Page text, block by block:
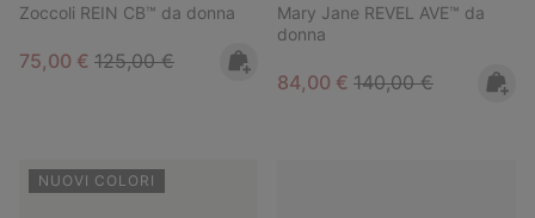
Zoccoli REIN CB™ da donna
Sale price:
75,00 € Regular price:
125,00 €
Mary Jane REVEL AVE™ da
donna
Sale price:
84,00 € Regular price:
140,00 €
NUOVI COLORI